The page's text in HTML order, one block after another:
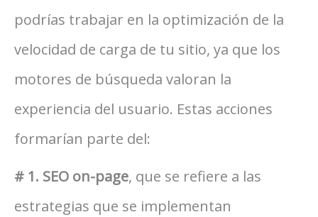
podrías trabajar en la optimización de la
velocidad de carga de tu sitio, ya que los
motores de búsqueda valoran la
experiencia del usuario. Estas acciones
formarían parte del:
# 1. SEO on-page, que se refiere a las
estrategias que se implementan